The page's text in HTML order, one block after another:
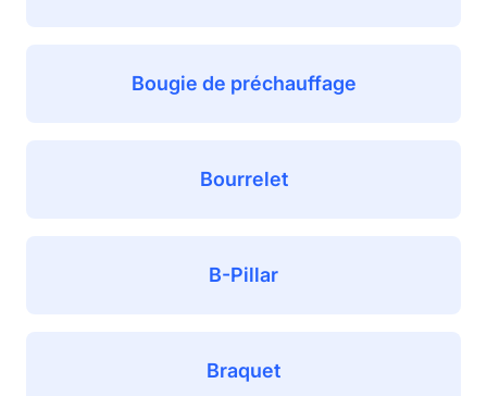
Bougie de préchauffage
Bourrelet
B-Pillar
Braquet